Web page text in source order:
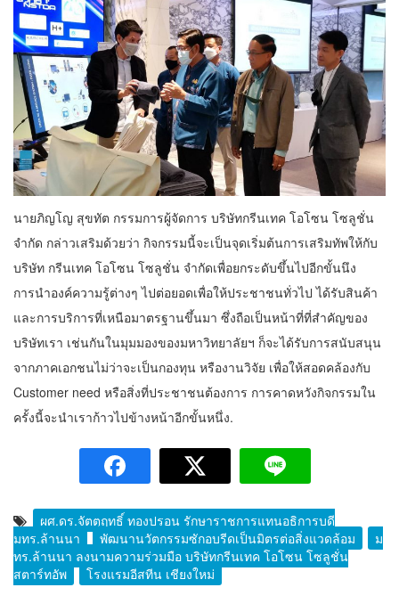
นายภิญโญ สุขทัต กรรมการผู้จัดการ บริษัทกรีนเทค โอโซน โซลูชั่น
จำกัด กล่าวเสริมด้วยว่า กิจกรรมนี้จะเป็นจุดเริ่มต้นการเสริมทัพให้กับ
บริษัท กรีนเทค โอโซน โซลูชั่น จำกัดเพื่อยกระดับขึ้นไปอีกขั้นนึง
การนำองค์ความรู้ต่างๆ ไปต่อยอดเพื่อให้ประชาชนทั่วไป ได้รับสินค้า
และการบริการที่เหนือมาตรฐานขึ้นมา ซึ่งถือเป็นหน้าที่ที่สำคัญของ
บริษัทเรา เช่นกันในมุมมองของมหาวิทยาลัยฯ ก็จะได้รับการสนับสนุน
จากภาคเอกชนไม่ว่าจะเป็นกองทุน หรืองานวิจัย เพื่อให้สอดคล้องกับ
Customer need หรือสิ่งที่ประชาชนต้องการ การคาดหวังกิจกรรมใน
ครั้งนี้จะนำเราก้าวไปข้างหน้าอีกขั้นหนึ่ง.
ผศ.ดร.จัตตุฤทธิ์ ทองปรอน รักษาราชการแทนอธิการบดี
มทร.ล้านนา
พัฒนานวัตกรรมซักอบรีดเป็นมิตรต่อสิ่งแวดล้อม
ม
ทร.ล้านนา ลงนามความร่วมมือ บริษัทกรีนเทค โอโซน โซลูชั่น
สตาร์ทอัพ
โรงแรมอีสทีน เชียงใหม่